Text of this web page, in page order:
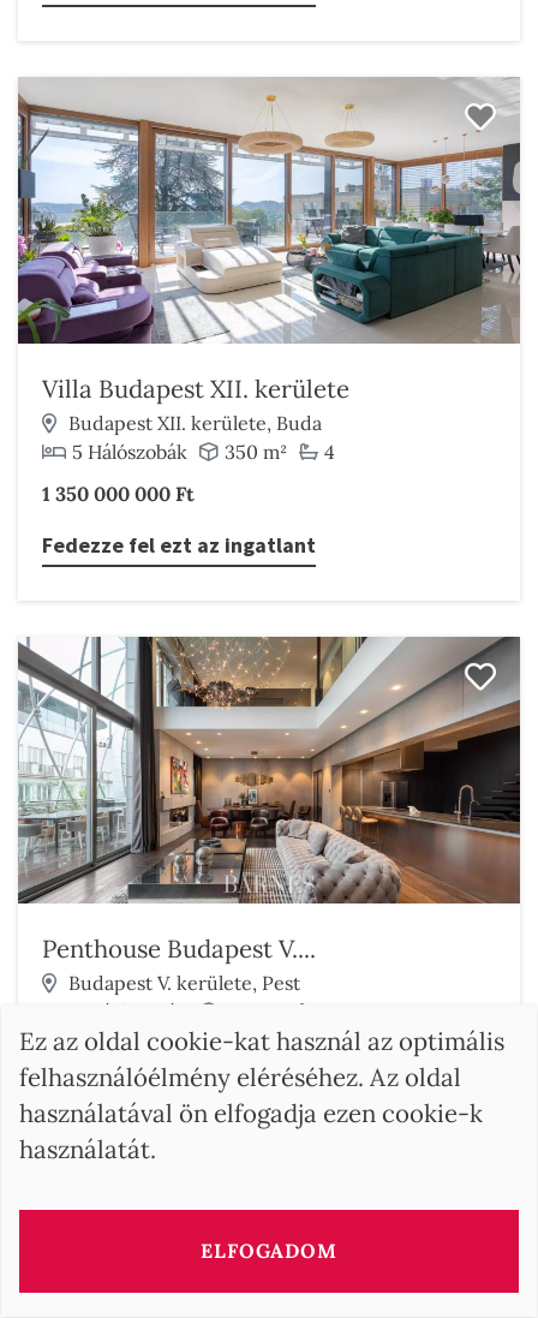
KERESÉS
Villa Budapest XII. kerülete
Budapest XII. kerülete, Buda
5 Hálószobák
350 m²
4
1 350 000 000 Ft
Fedezze fel ezt az ingatlant
Penthouse Budapest V....
Budapest V. kerülete, Pest
2 Hálószobák
Ár kérésre
Fedezze fel ezt az ingatlant
Ez az oldal cookie-kat használ az optimális
felhasználóélmény eléréséhez. Az oldal
használatával ön elfogadja ezen cookie-k
használatát.
ELFOGADOM